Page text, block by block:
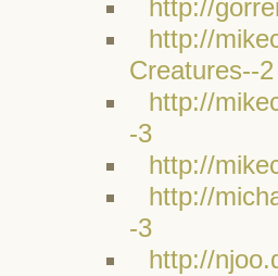
http://
http://
Creatures--2
http://
-3
http://
http://
-3
http://